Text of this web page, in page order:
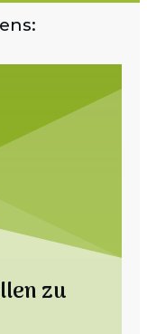
zu